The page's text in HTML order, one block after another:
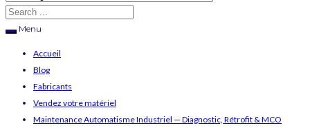
Menu
Accueil
Blog
Fabricants
Vendez votre matériel
Maintenance Automatisme Industriel — Diagnostic, Rétrofit & MCO